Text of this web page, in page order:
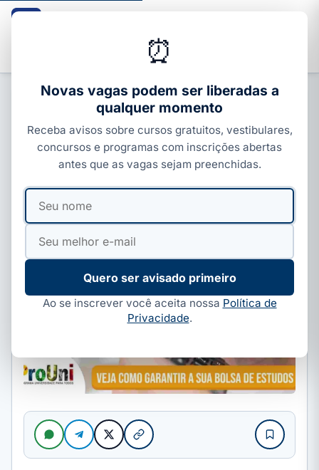
ENEM, SISU E PROUNI
ProUni: quem tem direito, qual a
renda e a nota mínima; veja as
regras
PorIvan Alves
⏰
Novas vagas podem ser liberadas a
qualquer momento
Receba avisos sobre cursos gratuitos, vestibulares,
concursos e programas com inscrições abertas
antes que as vagas sejam preenchidas.
Seu
nome
Seu
mail
Quero ser avisado primeiro
Ao se inscrever você aceita nossa Política de
Privacidade.